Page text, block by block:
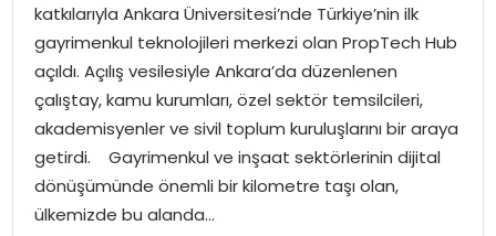
MAGAZIN
TEKNOLOJI
katkılarıyla Ankara Üniversitesi’nde Türkiye’nin ilk
gayrimenkul teknolojileri merkezi olan PropTech Hub
açıldı. Açılış vesilesiyle Ankara’da düzenlenen
çalıştay, kamu kurumları, özel sektör temsilcileri,
akademisyenler ve sivil toplum kuruluşlarını bir araya
getirdi. Gayrimenkul ve inşaat sektörlerinin dijital
dönüşümünde önemli bir kilometre taşı olan,
ülkemizde bu alanda…